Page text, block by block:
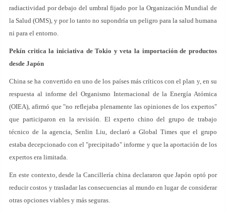
radiactividad por debajo del umbral fijado por la Organización Mundial de
la Salud (OMS), y por lo tanto no supondría un peligro para la salud humana
ni para el entorno.
Pekín critica la iniciativa de Tokio y veta la importación de productos
desde Japón
China se ha convertido en uno de los países más críticos con el plan y, en su
respuesta al informe del Organismo Internacional de la Energía Atómica
(OIEA), afirmó que "no reflejaba plenamente las opiniones de los expertos"
que participaron en la revisión. El experto chino del grupo de trabajo
técnico de la agencia, Senlin Liu, declaró a Global Times que el grupo
estaba decepcionado con el "precipitado" informe y que la aportación de los
expertos era limitada.
En este contexto, desde la Cancillería china declararon que Japón optó por
reducir costos y trasladar las consecuencias al mundo en lugar de considerar
otras opciones viables y más seguras.